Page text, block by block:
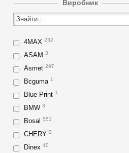
Виробник
4MAX 232
ASAM 3
Asmet 297
Bcguma 1
Blue Print 1
BMW 3
Bosal 551
CHERY 2
Dinex 40